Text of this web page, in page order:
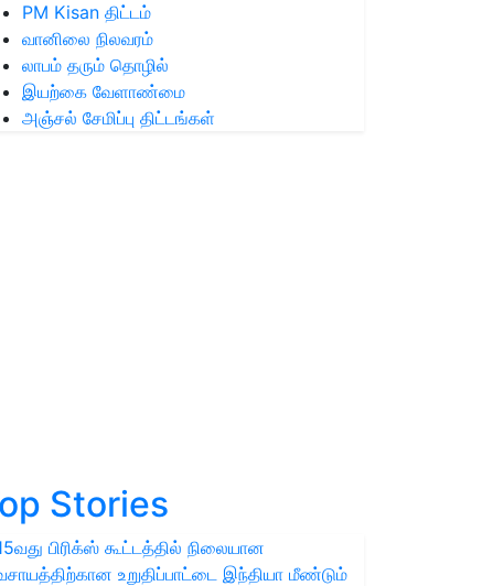
PM Kisan திட்டம்
வானிலை நிலவரம்
லாபம் தரும் தொழில்
இயற்கை வேளாண்மை
அஞ்சல் சேமிப்பு திட்டங்கள்
Stories